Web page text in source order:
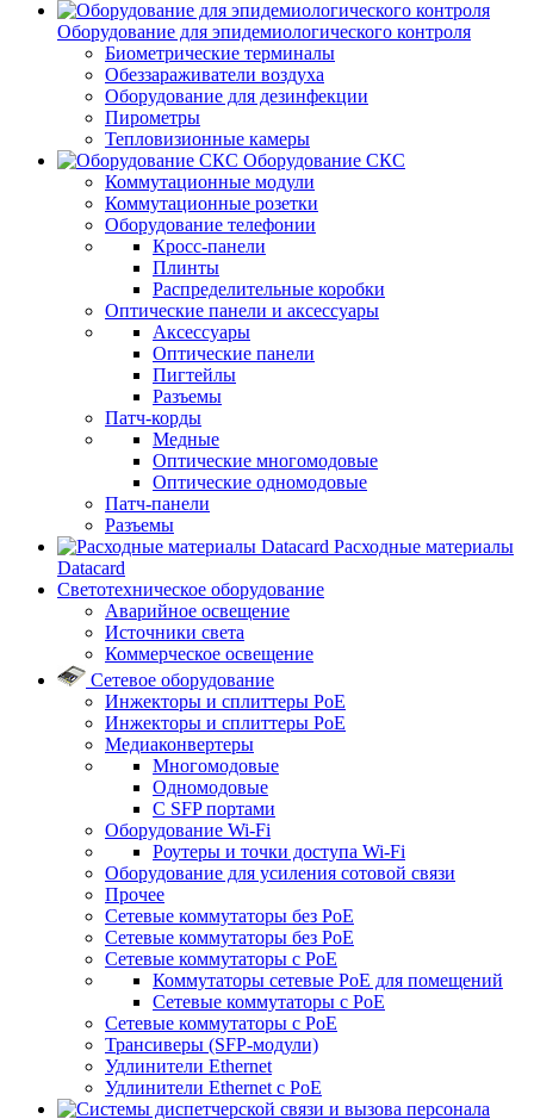
Оборудование для эпидемиологического контроля
Биометрические терминалы
Обеззараживатели воздуха
Оборудование для дезинфекции
Пирометры
Тепловизионные камеры
Оборудование СКС
Коммутационные модули
Коммутационные розетки
Оборудование телефонии
Кросс-панели
Плинты
Распределительные коробки
Оптические панели и аксессуары
Аксессуары
Оптические панели
Пигтейлы
Разъемы
Патч-корды
Медные
Оптические многомодовые
Оптические одномодовые
Патч-панели
Разъемы
Расходные материалы
Datacard
Светотехническое оборудование
Аварийное освещение
Источники света
Коммерческое освещение
Сетевое оборудование
Инжекторы и сплиттеры PoE
Инжекторы и сплиттеры РоЕ
Медиаконвертеры
Многомодовые
Одномодовые
С SFP портами
Оборудование Wi-Fi
Роутеры и точки доступа Wi-Fi
Оборудование для усиления сотовой связи
Прочее
Сетевые коммутаторы без PoE
Сетевые коммутаторы без РоЕ
Сетевые коммутаторы с PoE
Коммутаторы сетевые PoE для помещений
Сетевые коммутаторы с PoE
Сетевые коммутаторы с РоЕ
Трансиверы (SFP-модули)
Удлинители Ethernet
Удлинители Ethernet с PoE